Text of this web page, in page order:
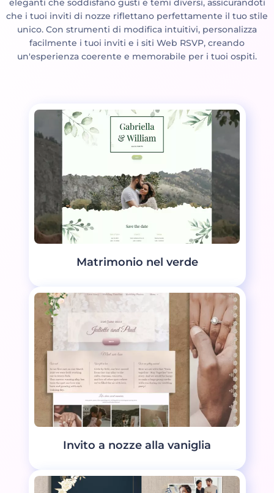
eleganti che soddisfano gusti e temi diversi, assicurandoti
che i tuoi inviti di nozze riflettano perfettamente il tuo stile
unico. Con strumenti di modifica intuitivi, personalizza
facilmente i tuoi inviti e i siti Web RSVP, creando
un'esperienza coerente e memorabile per i tuoi ospiti.
Matrimonio nel verde
Invito a nozze alla vaniglia